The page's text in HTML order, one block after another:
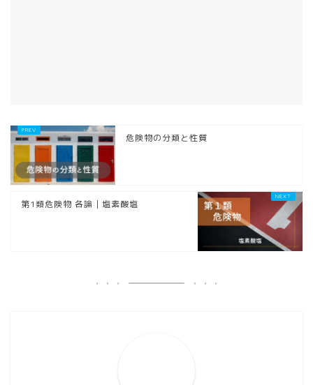
危険物の分類と性質
第1類危険物 各論｜塩素酸塩